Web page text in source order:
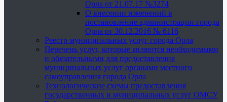
Орла от 21.07.17 №3274
О внесении изменений в
постановление администрации города
Орла от 30.12.2016 № 6116
Реестр муниципальных услуг города Орла
Перечень услуг, которые являются необходимыми
и обязательными для предоставления
муниципальных услуг органами местного
самоуправления города Орла
Технологические схемы предоставления
государственных и муниципальных услуг ОМСУ